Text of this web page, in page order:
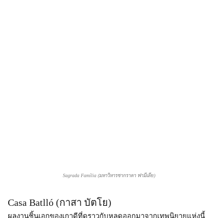
Sagrada Família (มหาวิหารซากราดา ฟามีเลีย)
Casa Batlló (กาสา บัตโย)
ผลงานชิ้นเอกของเกาดีที่ดูราวกับหลุดออกมาจากเทพนิยายแห่งนี้